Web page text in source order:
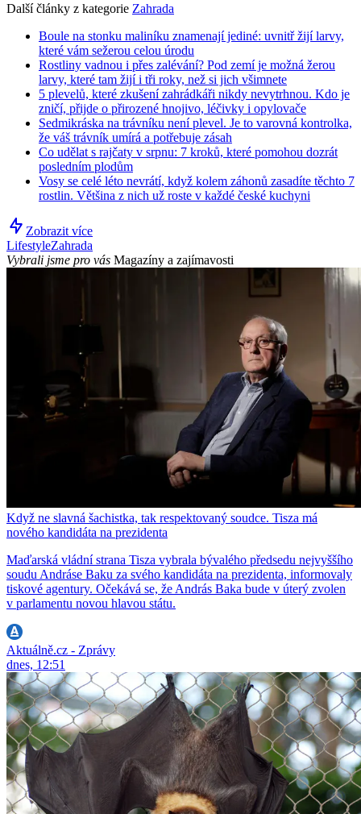
Další články z kategorie Zahrada
Boule na stonku maliníku znamenají jediné: uvnitř žijí larvy,
které vám sežerou celou úrodu
Rostliny vadnou i přes zalévání? Pod zemí je možná žerou
larvy, které tam žijí i tři roky, než si jich všimnete
5 plevelů, které zkušení zahrádkáři nikdy nevytrhnou. Kdo je
zničí, přijde o přirozené hnojivo, léčivky i opylovače
Sedmikráska na trávníku není plevel. Je to varovná kontrolka,
že váš trávník umírá a potřebuje zásah
Co udělat s rajčaty v srpnu: 7 kroků, které pomohou dozrát
posledním plodům
Vosy se celé léto nevrátí, když kolem záhonů zasadíte těchto 7
rostlin. Většina z nich už roste v každé české kuchyni
Zobrazit více
LifestyleZahrada
Vybrali jsme pro vás Magazíny a zajímavosti
Když ne slavná šachistka, tak respektovaný soudce. Tisza má
nového kandidáta na prezidenta
Maďarská vládní strana Tisza vybrala bývalého předsedu nejvyššího
soudu Andráse Baku za svého kandidáta na prezidenta, informovaly
tiskové agentury. Očekává se, že András Baka bude v úterý zvolen
v parlamentu novou hlavou státu.
Aktuálně.cz - Zprávy
dnes, 12:51